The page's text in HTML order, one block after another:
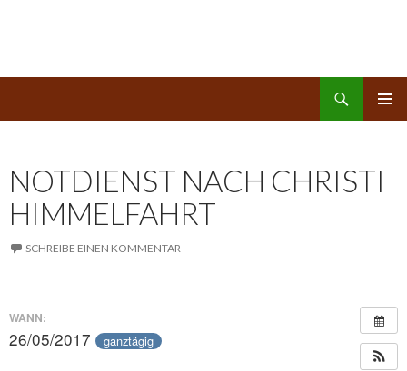
NOTDIENST NACH CHRISTI
HIMMELFAHRT
SCHREIBE EINEN KOMMENTAR
WANN:
26/05/2017 ganztägig